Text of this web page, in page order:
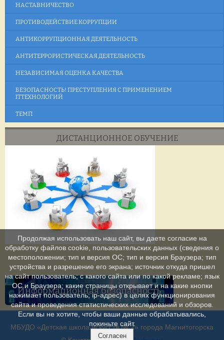
НАСТАВНИЧЕСТВО
ПРОТИВОДЕЙСТВИЕ КОРРУПЦИИ
АНТИКОРРУПЦИОННАЯ ДЕЯТЕЛЬНОСТЬ
АНТИТЕРРОРИСТИЧЕСКАЯ ДЕЯТЕЛЬНОСТЬ
НЕЗАВИСИМАЯ ОЦЕНКА КАЧЕСТВА
БЕЗОПАСНОСТЬ! ПРЕСТУПЛЕНИЯ С ПРИМЕНЕНИЕМ
ITТЕХНОЛОГИЙ
ТЕМП
ДИСТАНЦИОННОЕ ОБУЧЕНИЕ
Информационная безопасность
МБУДО «Детская школа искусств № 2» города Магнитогорска
Продолжая использовать наш сайт, вы даете согласие на
обработку файлов cookie, пользовательских данных (сведения о
местоположении; тип и версия ОС; тип и версия Браузера; тип
устройства и разрешение его экрана; источник откуда пришел
на сайт пользователь; с какого сайта или по какой рекламе; язык
ОС и Браузера; какие страницы открывает и на какие кнопки
нажимает пользователь; ip-адрес) в целях функционирования
сайта и проведения статистических исследований и обзоров.
Если вы не хотите, чтобы ваши данные обрабатывались,
покиньте сайт.
Согласен